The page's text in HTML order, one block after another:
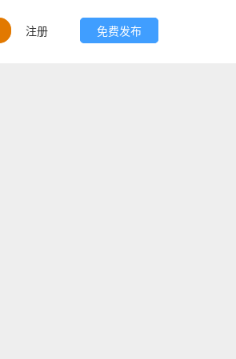
注册 免费发布